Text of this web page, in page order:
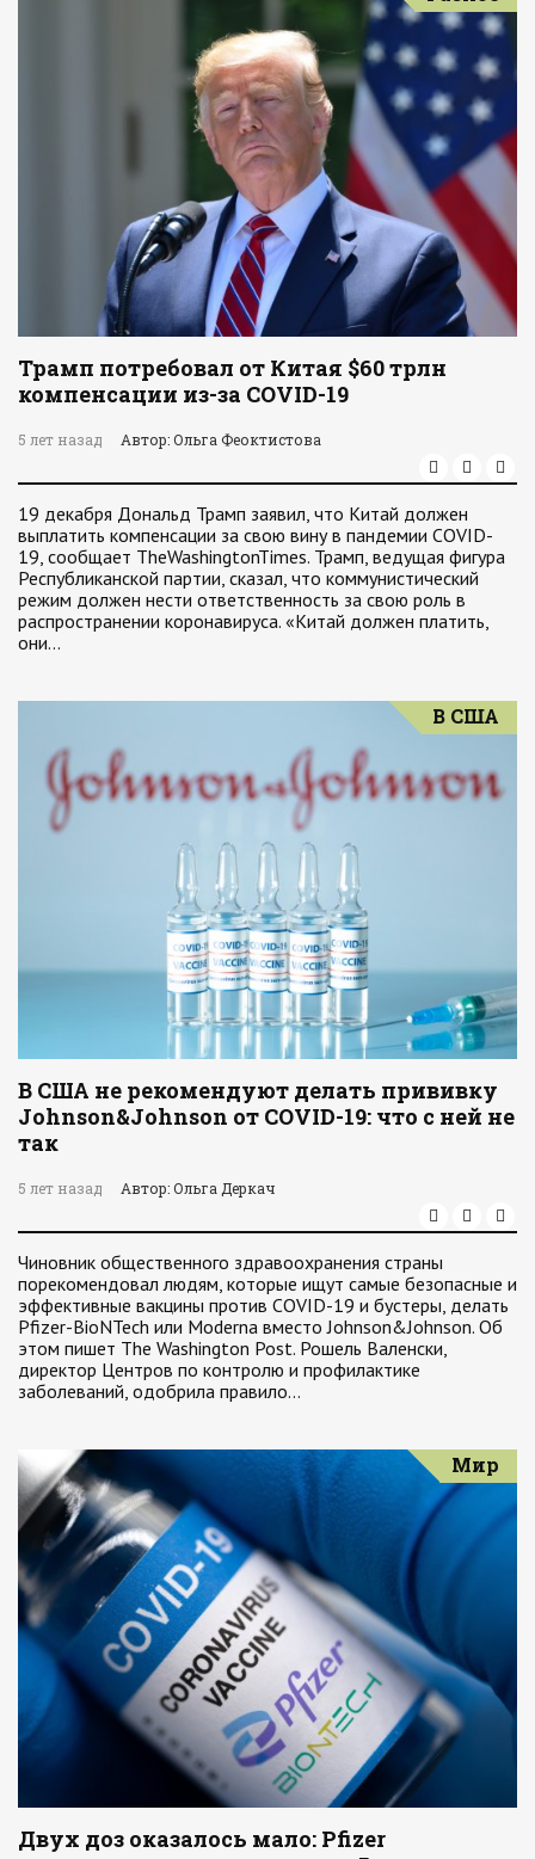
Трамп потребовал от Китая $60 трлн
компенсации из-за COVID-19
5 лет назад Автор: Ольга Феоктистова
19 декабря Дональд Трамп заявил, что Китай должен
выплатить компенсации за свою вину в пандемии COVID-
19, сообщает TheWashingtonTimes. Трамп, ведущая фигура
Республиканской партии, сказал, что коммунистический
режим должен нести ответственность за свою роль в
распространении коронавируса. «Китай должен платить,
они…
В США
В США не рекомендуют делать прививку
Johnson&Johnson от COVID-19: что с ней не
так
5 лет назад Автор: Ольга Деркач
Чиновник общественного здравоохранения страны
порекомендовал людям, которые ищут самые безопасные и
эффективные вакцины против COVID-19 и бустеры, делать
Pfizer-BioNTech или Moderna вместо Johnson&Johnson. Об
этом пишет The Washington Post. Рошель Валенски,
директор Центров по контролю и профилактике
заболеваний, одобрила правило…
Мир
Двух доз оказалось мало: Pfizer